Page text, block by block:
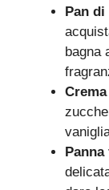
Pan di
bagna